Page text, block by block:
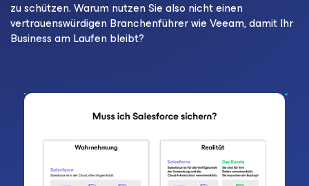
zu schützen. Warum nutzen Sie also nicht einen
vertrauenswürdigen Branchenführer wie Veeam, damit Ihr
Business am Laufen bleibt?